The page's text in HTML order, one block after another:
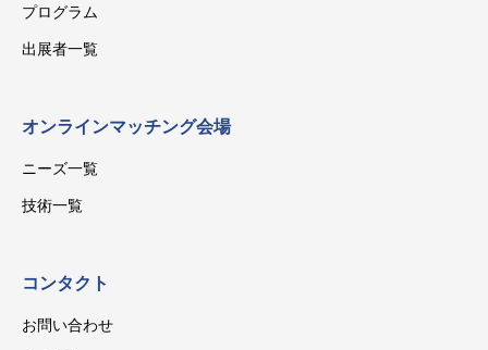
プログラム
出展者一覧
オンラインマッチング会場
ニーズ一覧
技術一覧
コンタクト
お問い合わせ